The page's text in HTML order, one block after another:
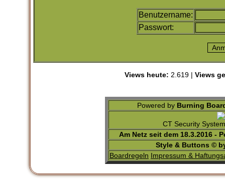
Benutzername:
Passwort:
Views heute: 2.619 | Views
Powered by Burning
CT Security
Am Netz seit dem 18.3.2016 -
Style & Buttons ©
Boardregeln Impressum &